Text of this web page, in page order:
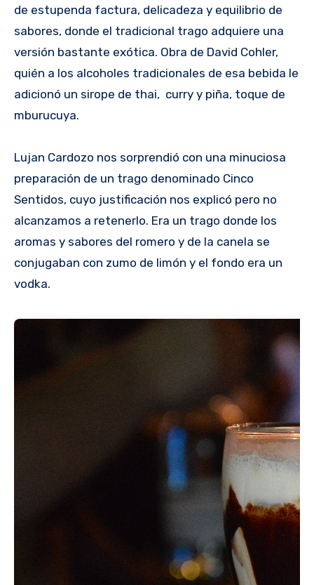
de estupenda factura, delicadeza y equilibrio de
sabores, donde el tradicional trago adquiere una
versión bastante exótica. Obra de David Cohler,
quién a los alcoholes tradicionales de esa bebida le
adicionó un sirope de thai, curry y piña, toque de
mburucuya.
Lujan Cardozo nos sorprendió con una minuciosa
preparación de un trago denominado Cinco
Sentidos, cuyo justificación nos explicó pero no
alcanzamos a retenerlo. Era un trago donde los
aromas y sabores del romero y de la canela se
conjugaban con zumo de limón y el fondo era un
vodka.